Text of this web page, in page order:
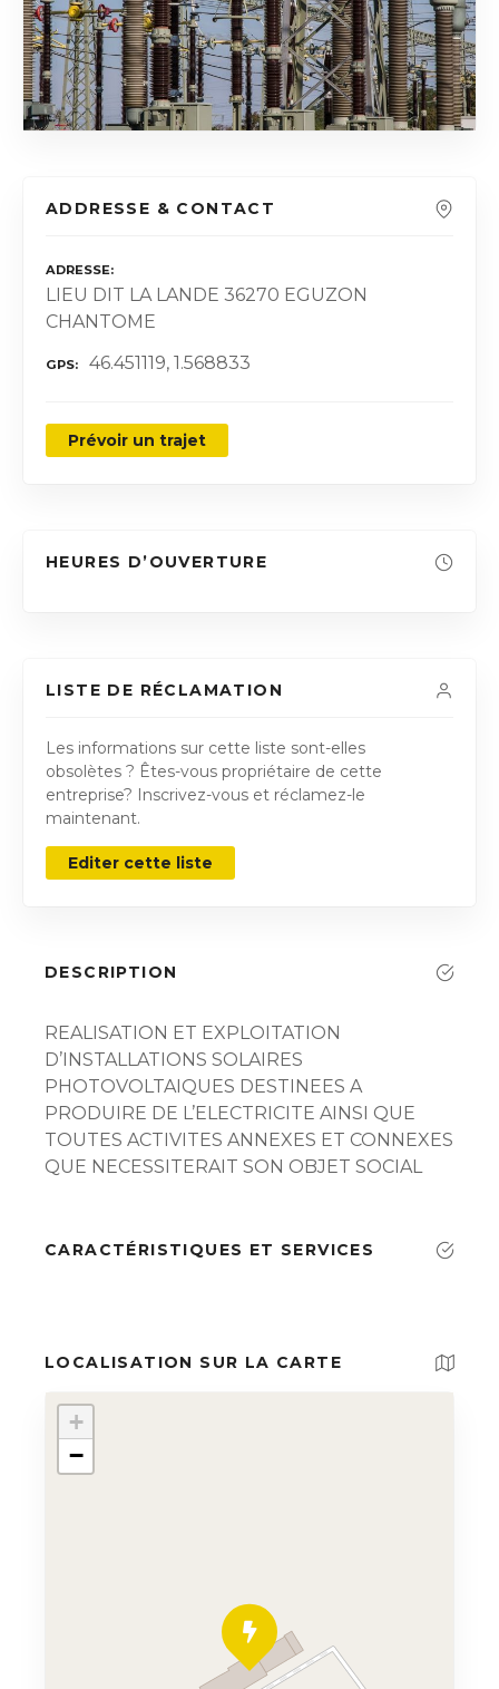
ADDRESSE & CONTACT
ADRESSE
LIEU DIT LA LANDE 36270 EGUZON
CHANTOME
GPS 46.451119, 1.568833
Prévoir un trajet
HEURES D’OUVERTURE
LISTE DE RÉCLAMATION
Les informations sur cette liste sont-elles
obsolètes ? Êtes-vous propriétaire de cette
entreprise? Inscrivez-vous et réclamez-le
maintenant.
Editer cette liste
DESCRIPTION
REALISATION ET EXPLOITATION
D’INSTALLATIONS SOLAIRES
PHOTOVOLTAIQUES DESTINEES A
PRODUIRE DE L’ELECTRICITE AINSI QUE
TOUTES ACTIVITES ANNEXES ET CONNEXES
QUE NECESSITERAIT SON OBJET SOCIAL
CARACTÉRISTIQUES ET SERVICES
LOCALISATION SUR LA CARTE
+
−